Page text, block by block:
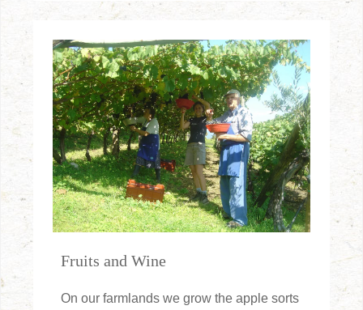
Fruits and Wine
On our farmlands we grow the apple sorts